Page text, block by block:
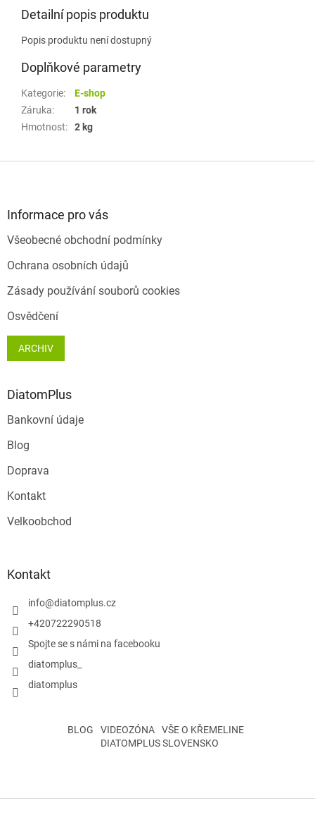
Detailní popis produktu
Popis produktu není dostupný
Doplňkové parametry
Kategorie:
E-shop
Záruka:
1 rok
Hmotnost: 2 kg
Informace pro vás
Všeobecné obchodní podmínky
Ochrana osobních údajů
Zásady používání souborů cookies
Osvědčení
ARCHIV
DiatomPlus
Bankovní údaje
Blog
Doprava
Kontakt
Velkoobchod
Kontakt
info@diatomplus.cz
+420722290518
Spojte se s námi na facebooku
diatomplus_
diatomplus
BLOG VIDEOZÓNA
VŠE O KŘEMELINE
DIATOMPLUS SLOVENSKO